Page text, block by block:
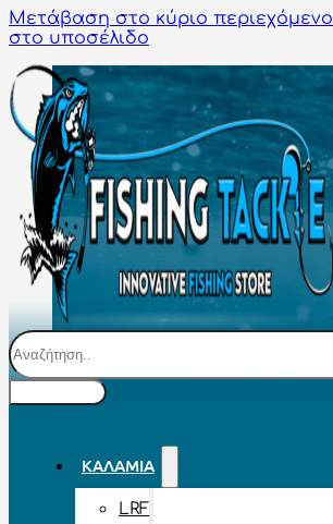
Μετάβαση στο κύριο περιεχόμενο
στο υποσέλιδο
Αναζήτηση
ΚΑΛΆΜΙΑ
LRF